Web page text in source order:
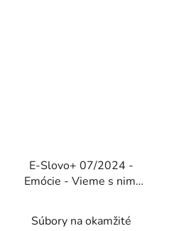
E-Slovo+ 07/2024 -
Emócie - Vieme s nimi
(Elektronické vydanie)
Súbory na okamžité